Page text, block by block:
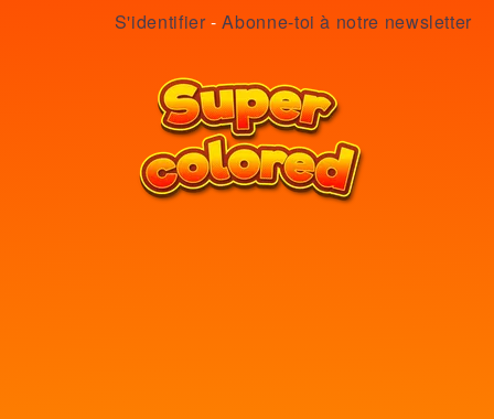
S'identifier -Abonne-toi à notre newsletter